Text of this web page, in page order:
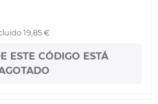
19,85 €
ESTE CÓDIGO ESTÁ